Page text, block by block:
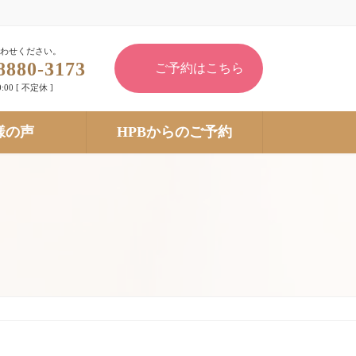
せください。
3173
[ 不定休 ]
ご予約はこちら
の声 HPBからのご予約